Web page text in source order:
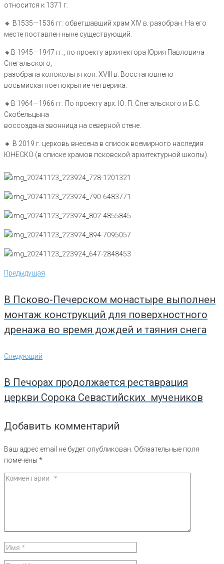
относится к 1371 г.
🔸️ В1535—1536 гг. обветшавший храм XIV в. разобран. На его
месте поставлен ныне существующий.
🔸️В 1945—1947 гг., по проекту архитектора Юрия Павловича
Спегальского,
разобрана колокольня кон. XVIII в. Восстановлено
восьмискатное покрытие четверика.
🔸️В 1964—1966 гг. По проекту арх. Ю. П. Спегальского и Б.С.
Скобельцына
воссоздана звонница на северной стене.
🔸️ В 2019 г. церковь внесена в список всемирного наследия
ЮНЕСКО (в списке храмов псковской архитектурной школы).
Навигация
по
Предыдущая
Предыдущая
В Псково-Печерском монастыре выполнен
монтаж конструкций для поверхностного
дренажа во время дождей и таяния снега
Следующий
Следующий
В Печорах продолжается реставрация
церкви Сорока Севастийских мучеников
Добавить комментарий
Ваш адрес email не будет опубликован. Обязательные поля
помечены *